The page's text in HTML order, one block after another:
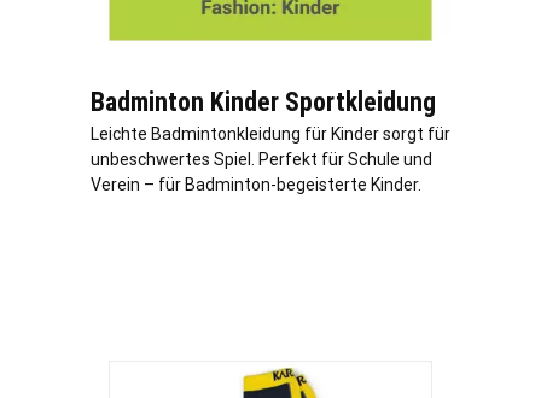
Badminton Kinder Sportkleidung
Leichte Badmintonkleidung für Kinder sorgt für
unbeschwertes Spiel. Perfekt für Schule und
Verein – für Badminton-begeisterte Kinder.